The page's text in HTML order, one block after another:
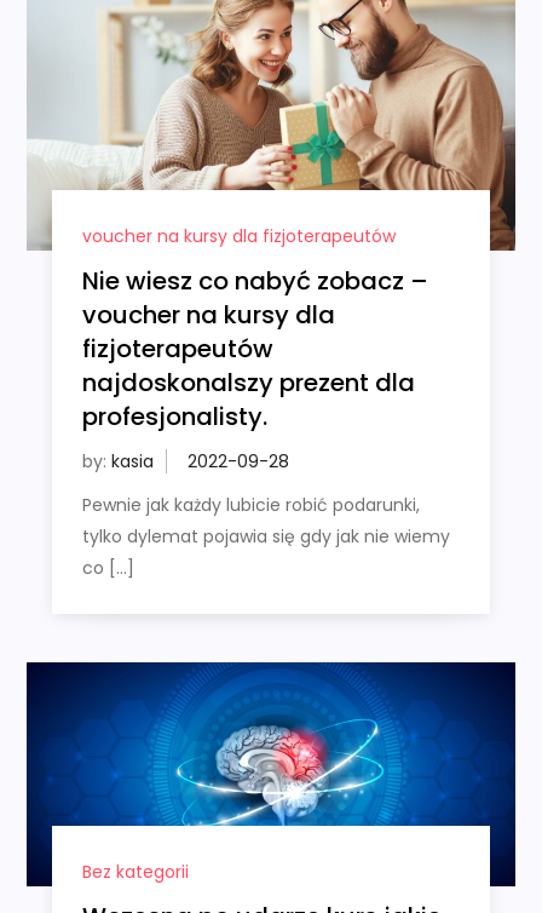
voucher na kursy dla fizjoterapeutów
Nie wiesz co nabyć zobacz –
voucher na kursy dla
fizjoterapeutów
najdoskonalszy prezent dla
profesjonalisty.
by: kasia
Pewnie jak każdy lubicie robić podarunki,
tylko dylemat pojawia się gdy jak nie wiemy
co […]
Bez kategorii